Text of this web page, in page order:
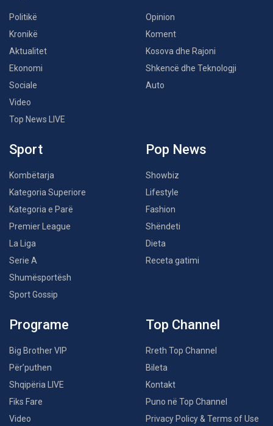
Politikë
Kronikë
Aktualitet
Ekonomi
Sociale
Video
Top News LIVE
Opinion
Koment
Kosova dhe Rajoni
Shkencë dhe Teknologji
Auto
Sport
Kombëtarja
Kategoria Superiore
Kategoria e Parë
Premier League
La Liga
Serie A
Shumësportësh
Sport Gossip
Pop News
Showbiz
Lifestyle
Fashion
Shëndeti
Dieta
Receta gatimi
Programe
Big Brother VIP
Për’puthen
Shqipëria LIVE
Fiks Fare
Video
Top Channel
Rreth Top Channel
Bileta
Kontakt
Puno në Top Channel
Privacy Policy & Terms of Use